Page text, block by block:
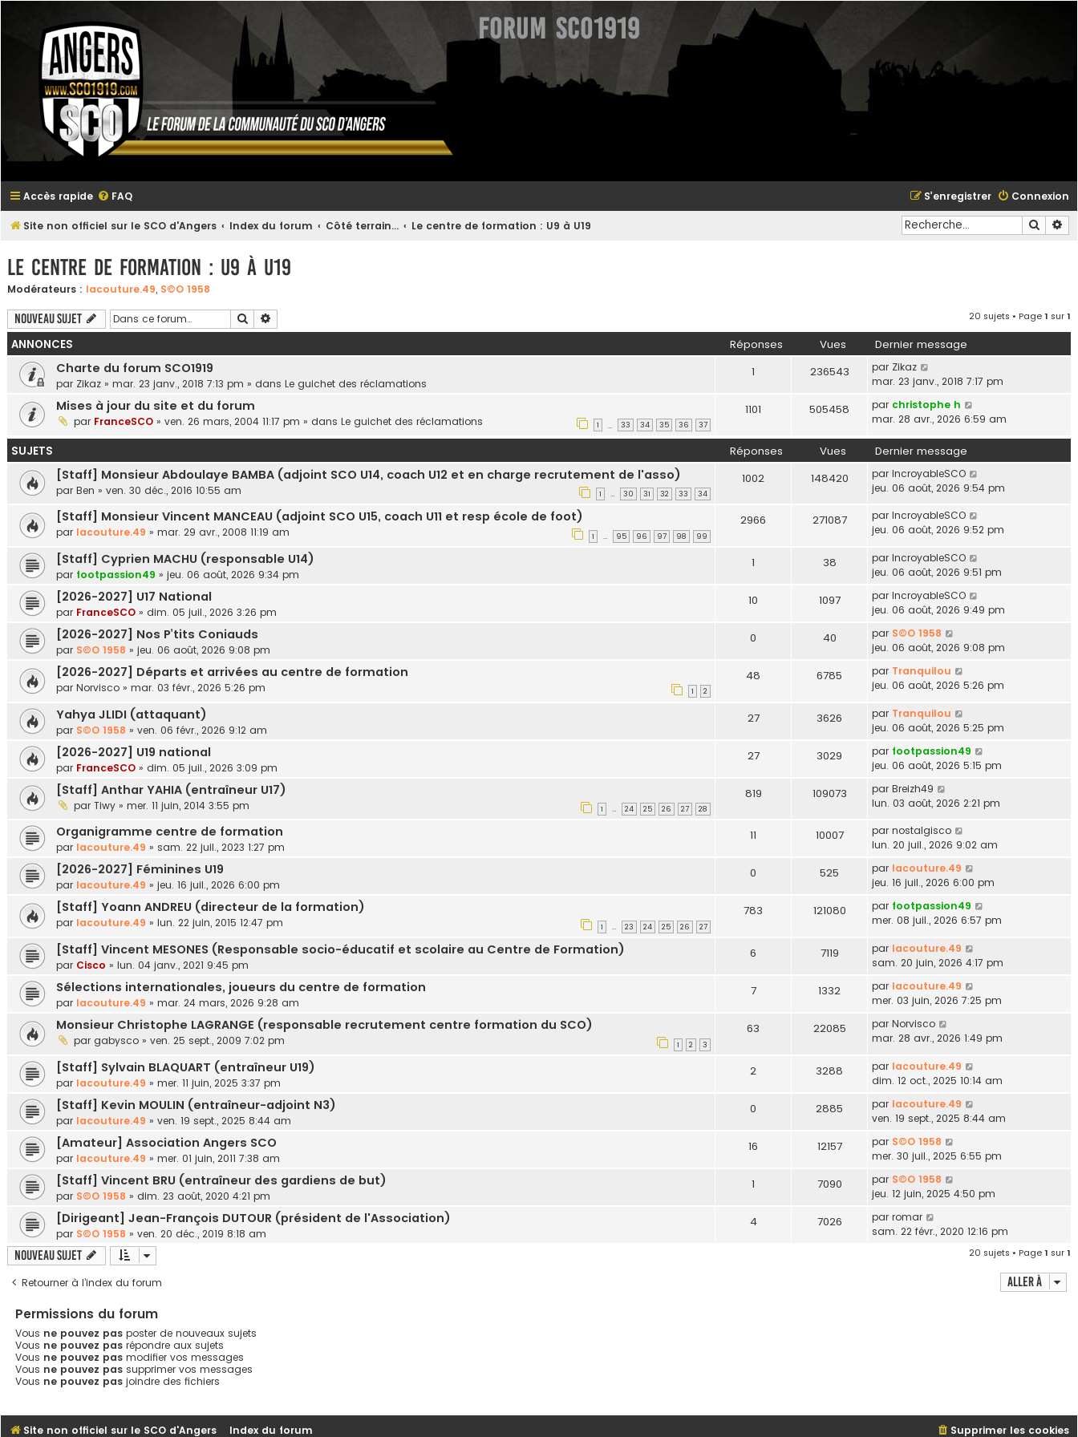
Forum SCO1919
Accès rapide FAQ Connexion
S’enregistrer
Site non officiel sur le SCO d'Angers Index du forum Côté terrain... Le centre de formation : U9 à U19
Le centre de formation : U9 à U19
Modérateurs : lacouture.49, S©O 1958
Nouveau sujet Rechercher 20 sujets • Page1 sur1
ANNONCES Réponses Vues Dernier message
Charte du forum SCO1919
par Zikaz » mar. 23 janv., 2018 7:13 pm » dans Le guichet des réclamations
1 236543 par Zikaz
mar. 23 janv., 2018 7:17 pm
Mises à jour du site et du forum
par FranceSCO » ven. 26 mars, 2004 11:17 pm » dans Le guichet des réclamations 1 … 33 34 35 36 37
1101 505458 par christophe h
mar. 28 avr., 2026 6:59 am
SUJETS Réponses Vues Dernier message
[Staff] Monsieur Abdoulaye BAMBA (adjoint SCO U14, coach U12 et en charge recrutement de l'asso)
par Ben » ven. 30 déc., 2016 10:55 am 1 … 30 31 32 33 34
1002 148420 par IncroyableSCO
jeu. 06 août, 2026 9:54 pm
[Staff] Monsieur Vincent MANCEAU (adjoint SCO U15, coach U11 et resp école de foot)
par lacouture.49 » mar. 29 avr., 2008 11:19 am 1 … 95 96 97 98 99
2966 271087 par IncroyableSCO
jeu. 06 août, 2026 9:52 pm
[Staff] Cyprien MACHU (responsable U14)
par footpassion49 » jeu. 06 août, 2026 9:34 pm
1 38 par IncroyableSCO
jeu. 06 août, 2026 9:51 pm
[2026-2027] U17 National
par FranceSCO » dim. 05 juil., 2026 3:26 pm
10 1097 par IncroyableSCO
jeu. 06 août, 2026 9:49 pm
[2026-2027] Nos P’tits Coniauds
par S©O 1958 » jeu. 06 août, 2026 9:08 pm
0 40 par S©O 1958
jeu. 06 août, 2026 9:08 pm
[2026-2027] Départs et arrivées au centre de formation
par Norvisco » mar. 03 févr., 2026 5:26 pm 1 2
48 6785 par Tranquilou
jeu. 06 août, 2026 5:26 pm
Yahya JLIDI (attaquant)
par S©O 1958 » ven. 06 févr., 2026 9:12 am
27 3626 par Tranquilou
jeu. 06 août, 2026 5:25 pm
[2026-2027] U19 national
par FranceSCO » dim. 05 juil., 2026 3:09 pm
27 3029 par footpassion49
jeu. 06 août, 2026 5:15 pm
[Staff] Anthar YAHIA (entraîneur U17)
par Tiwy » mer. 11 juin, 2014 3:55 pm 1 … 24 25 26 27 28
819 109073 par Breizh49
lun. 03 août, 2026 2:21 pm
Organigramme centre de formation
par lacouture.49 » sam. 22 juil., 2023 1:27 pm
11 10007 par nostalgisco
lun. 20 juil., 2026 9:02 am
[2026-2027] Féminines U19
par lacouture.49 » jeu. 16 juil., 2026 6:00 pm
0 525 par lacouture.49
jeu. 16 juil., 2026 6:00 pm
[Staff] Yoann ANDREU (directeur de la formation)
par lacouture.49 » lun. 22 juin, 2015 12:47 pm 1 … 23 24 25 26 27
783 121080 par footpassion49
mer. 08 juil., 2026 6:57 pm
[Staff] Vincent MESONES (Responsable socio-éducatif et scolaire au Centre de Formation)
par Cisco » lun. 04 janv., 2021 9:45 pm
6 7119 par lacouture.49
sam. 20 juin, 2026 4:17 pm
Sélections internationales, joueurs du centre de formation
par lacouture.49 » mar. 24 mars, 2026 9:28 am
7 1332 par lacouture.49
mer. 03 juin, 2026 7:25 pm
Monsieur Christophe LAGRANGE (responsable recrutement centre formation du SCO)
par gabysco » ven. 25 sept., 2009 7:02 pm 1 2 3
63 22085 par Norvisco
mar. 28 avr., 2026 1:49 pm
[Staff] Sylvain BLAQUART (entraîneur U19)
par lacouture.49 » mer. 11 juin, 2025 3:37 pm
2 3288 par lacouture.49
dim. 12 oct., 2025 10:14 am
[Staff] Kevin MOULIN (entraîneur-adjoint N3)
par lacouture.49 » ven. 19 sept., 2025 8:44 am
0 2885 par lacouture.49
ven. 19 sept., 2025 8:44 am
[Amateur] Association Angers SCO
par lacouture.49 » mer. 01 juin, 2011 7:38 am
16 12157 par S©O 1958
mer. 30 juil., 2025 6:55 pm
[Staff] Vincent BRU (entraîneur des gardiens de but)
par S©O 1958 » dim. 23 août, 2020 4:21 pm
1 7090 par S©O 1958
jeu. 12 juin, 2025 4:50 pm
[Dirigeant] Jean-François DUTOUR (président de l'Association)
par S©O 1958 » ven. 20 déc., 2019 8:18 am
4 7026 par romar
sam. 22 févr., 2020 12:16 pm
Nouveau sujet 20 sujets • Page1 sur1
Retourner à l’index du forum Aller à
Permissions du forum
Vous ne pouvez pas poster de nouveaux sujets
Vous ne pouvez pas répondre aux sujets
Vous ne pouvez pas modifier vos messages
Vous ne pouvez pas supprimer vos messages
Vous ne pouvez pas joindre des fichiers
Site non officiel sur le SCO d'Angers Index du forum Supprimer les cookies